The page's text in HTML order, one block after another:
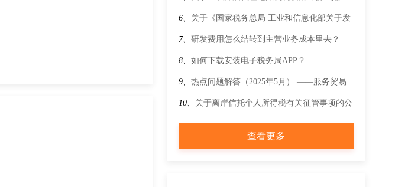
作的通知
6、 关于《国家税务总局 工业和信息化部关于发
布〈免征车辆购置税的设有固定装置的非运输专
用作业车辆目录〉（第十九批）的公告》的解读
7、 研发费用怎么结转到主营业务成本里去？
8、 如何下载安装电子税务局APP？
9、 热点问题解答（2025年5月） ——服务贸易
对外支付政策讲解
10、 关于离岸信托个人所得税有关征管事项的公
告
查看更多